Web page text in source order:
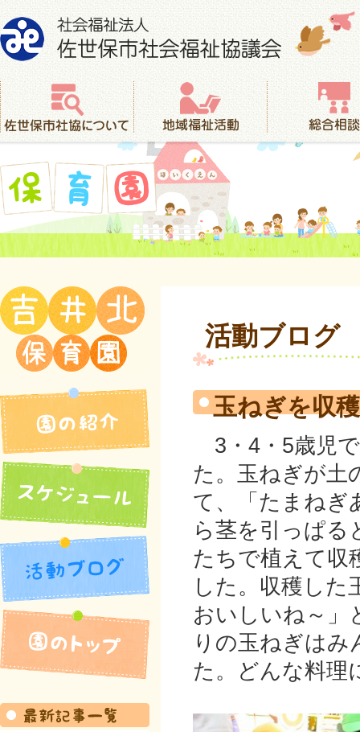
社会福祉法人 佐世保市社会福祉協議会
佐世保市社協について
地域福祉活動 総合相談
活動ブログ
玉ねぎを収
3・4・5歳児
た。玉ねぎが土
て、「たまねぎ
ら茎を引っぱる
たちで植えて収
した。収穫した
おいしいね～」
りの玉ねぎはみ
た。どんな料理
園の紹介
スケジュール
活動ブログ